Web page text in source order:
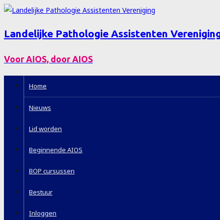
Landelijke Pathologie Assistenten
Voor AIOS, door AIOS
Home
Nieuws
Lid worden
Beginnende AIOS
BOP cursussen
Bestuur
Inloggen